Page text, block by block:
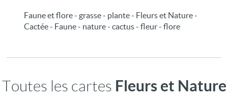
Faune et flore - grasse - plante - Fleurs et Nature -
Cactée - Faune - nature - cactus - fleur - flore
Toutes les cartes Fleurs et Nature